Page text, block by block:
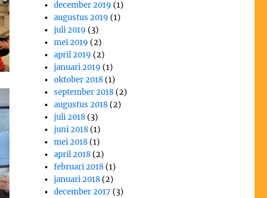
december 2019 (1)
augustus 2019 (1)
juli 2019 (3)
mei 2019 (2)
april 2019 (2)
januari 2019 (1)
oktober 2018(1)
september 2018(2)
augustus 2018(2)
juli 2018(3)
juni 2018(1)
mei 2018(1)
april 2018(2)
februari 2018(1)
januari 2018(2)
december 2017 (3)